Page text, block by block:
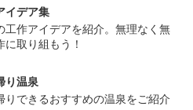
イデア集
工作アイデアを紹介。無理なく無
取り組もう！
り温泉
りできるおすすめの温泉をご紹介